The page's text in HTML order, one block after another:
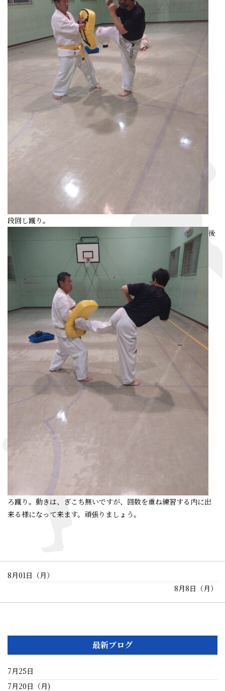
段回し蹴り。
後
ろ蹴り。動きは、ぎこち無いですが、回数を重ね練習する内に出
来る様になって来ます。頑張りましょう。
8月01日（月）
8月8日（月）
最新ブログ
7月25日
7月20日（月)